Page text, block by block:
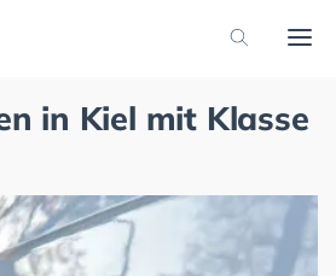
in Kiel mit Klasse